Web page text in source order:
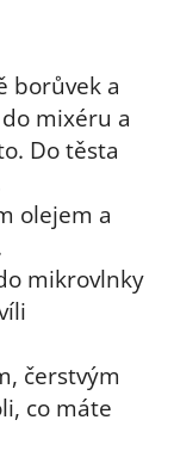
borůvek a
mixéru a
Do těsta
olejem a
mikrovlnky
čerstvým
co máte